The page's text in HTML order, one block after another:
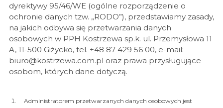
dyrektywy 95/46/WE (ogólne rozporządzenie o
ochronie danych tzw. „RODO”), przedstawiamy zasady,
na jakich odbywa się przetwarzania danych
osobowych w PPH Kostrzewa sp.k. ul. Przemysłowa 11
A, 11-500 Giżycko, tel. +48 87 429 56 00, e-mail:
biuro@kostrzewa.com.pl oraz prawa przysługujące
osobom, których dane dotyczą.
Administratorem przetwarzanych danych osobowych jest